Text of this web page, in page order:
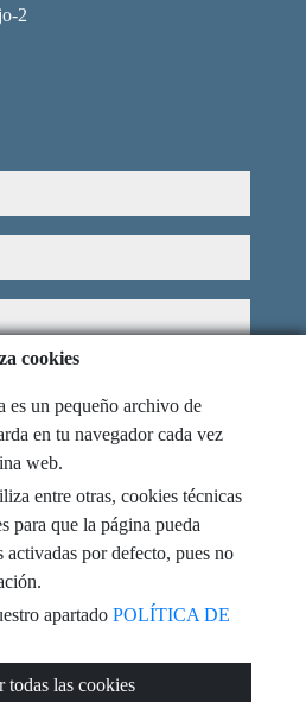
2
Enviar
cookies
un pequeño archivo de
en tu navegador cada vez
web.
entre otras, cookies técnicas
para que la página pueda
activadas por defecto, pues no
apartado POLÍTICA DE
todas las cookies